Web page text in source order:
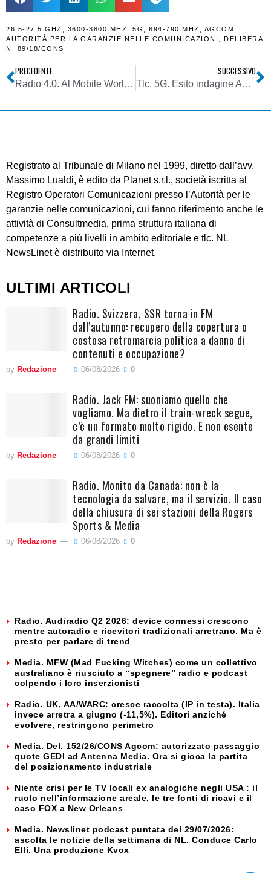
26.5-27.5 GHZ 3600-3800 MHZ 5G 694-790 MHZ AGCOM
AUTORITÀ PER LA GARANZIE NELLE COMUNICAZIONI
DELIBERA
N. 89/18/CONS
PRECEDENTE
Radio 4.0. Al Mobile World Congress di Barcellona dominano le connected car ed il 5G. Con aggregatori al seguito
SUCCESSIVO
Tlc, 5G. Esito indagine Agcom: disponibilità frequenze rappresenta asset strategico per sviluppo e lancio non solo servizi mobili di quinta generazione, ma anche per competere su mercato fisso
Registrato al Tribunale di Milano nel 1999, diretto dall’avv.
Massimo Lualdi, è edito da Planet s.r.l., società iscritta al
Registro Operatori Comunicazioni presso l’Autorità per le
garanzie nelle comunicazioni, cui fanno riferimento anche le
attività di Consultmedia, prima struttura italiana di
competenze a più livelli in ambito editoriale e tlc. NL
NewsLinet è distribuito via Internet.
ULTIMI ARTICOLI
Radio. Svizzera, SSR torna in FM
dall’autunno: recupero della copertura o
costosa retromarcia politica a danno di
contenuti e occupazione?
by Redazione 06/08/2026 0
Radio. Jack FM: suoniamo quello che
vogliamo. Ma dietro il train-wreck segue,
c’è un formato molto rigido. E non esente
da grandi limiti
by Redazione 06/08/2026 0
Radio. Monito da Canada: non è la
tecnologia da salvare, ma il servizio. Il caso
della chiusura di sei stazioni della Rogers
Sports & Media
by Redazione 06/08/2026 0
Radio. Audiradio Q2 2026: device connessi crescono
mentre autoradio e ricevitori tradizionali arretrano. Ma è
presto per parlare di trend
Media. MFW (Mad Fucking Witches) come un collettivo
australiano è riusciuto a “spegnere” radio e podcast
colpendo i loro inserzionisti
Radio. UK, AA/WARC: cresce raccolta (IP in testa). Italia
invece arretra a giugno (-11,5%). Editori anziché
evolvere, restringono perimetro
Media. Del. 152/26/CONS Agcom: autorizzato passaggio
quote GEDI ad Antenna Media. Ora si gioca la partita
del posizionamento industriale
Niente crisi per le TV locali ex analogiche negli USA : il
ruolo nell’informazione areale, le tre fonti di ricavi e il
caso FOX a New Orleans
Media. Newslinet podcast puntata del 29/07/2026:
ascolta le notizie della settimana di NL. Conduce Carlo
Elli. Una produzione Kvox